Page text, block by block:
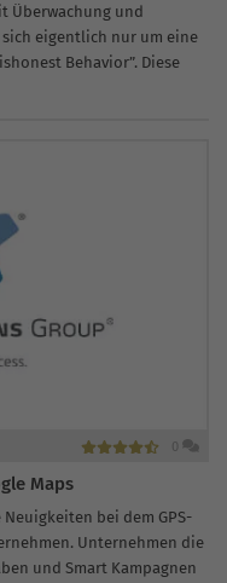
Überwachung und
eigentlich nur um eine
Behavior”. Diese
0
Maps
bei dem GPS-
Unternehmen die
und Smart Kampagnen